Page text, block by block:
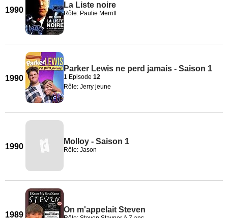
1990
La Liste noire
Rôle: Paulie Merrill
1990
Parker Lewis ne perd jamais - Saison 1
1 Episode 12
Rôle: Jerry jeune
1990
Molloy - Saison 1
Rôle: Jason
1989
On m'appelait Steven